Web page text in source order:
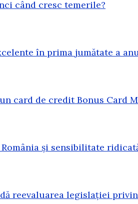
când cresc temerile?
în prima jumătate a
card de credit Bonus Card
și sensibilitate
reevaluarea legislației